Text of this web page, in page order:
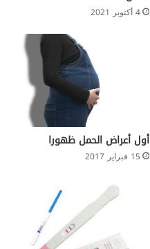
4 أكتوبر 2021
أول أعراض الحمل ظهورا
15 فبراير 2017